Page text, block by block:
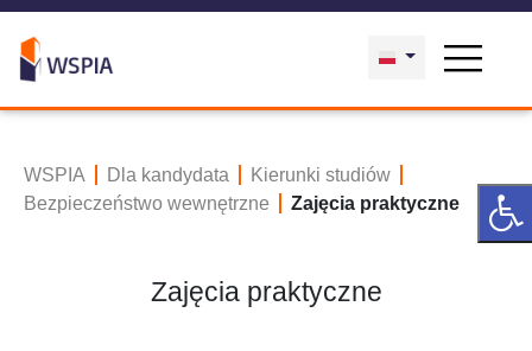
WSPIA Dla kandydata
Kierunki studiów
Bezpieczeństwo wewnętrzne
Zajęcia praktyczne
Zajęcia praktyczne